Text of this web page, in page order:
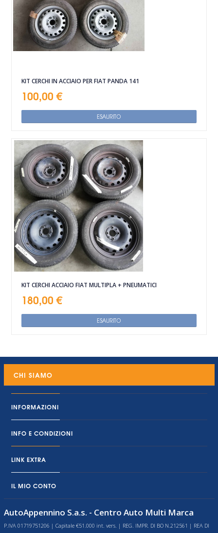
KIT CERCHI IN ACCIAIO PER FIAT PANDA 141
100,00 €
ESAURITO
KIT CERCHI ACCIAIO FIAT MULTIPLA + PNEUMATICI
180,00 €
ESAURITO
CHI SIAMO
INFORMAZIONI
INFO E CONDIZIONI
LINK EXTRA
IL MIO CONTO
AutoAppennino S.a.s. - Centro Auto Multi Marca
P.IVA 01719751206 | Capitale €51.000 int. vers. | REG. IMPR. DI BO N.212561 | REA DI